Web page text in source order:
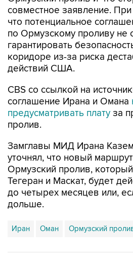
совместное заявление.
что потенциальное
по Ормузскому проливу не
гарантировать
коридоре из-за риска
действий США.
CBS со ссылкой на
соглашение Ирана и Омана
предусматривать плату за
пролив.
Замглавы МИД Ирана
уточнял, что новый
Ормузский пролив,
Тегеран и Маскат, будет
до четырех месяцев или,
дольше.
Иран Оман Ормузский